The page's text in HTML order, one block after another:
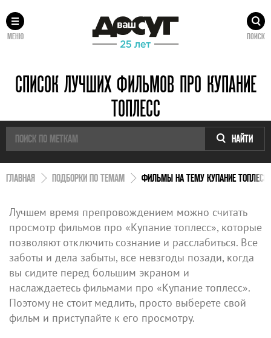
МЕНЮ ПОИСК
СПИСОК ЛУЧШИХ ФИЛЬМОВ ПРО КУПАНИЕ
ТОПЛЕСС
НАЙТИ
ГЛАВНАЯ ПОДБОРКИ ПО ТЕМАМ ФИЛЬМЫ НА ТЕМУ КУПАНИЕ ТОПЛЕСС
Лучшем время препровождением можно считать
просмотр фильмов про «Купание топлесс», которые
позволяют отключить сознание и расслабиться. Все
заботы и дела забыты, все невзгоды позади, когда
вы сидите перед большим экраном и
наслаждаетесь фильмами про «Купание топлесс».
Поэтому не стоит медлить, просто выберете свой
фильм и приступайте к его просмотру.